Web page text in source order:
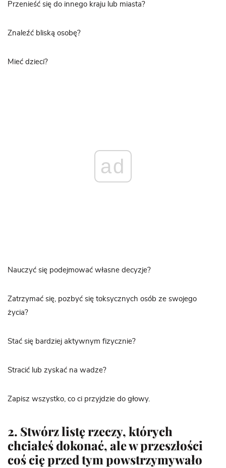
Przenieść się do innego kraju lub miasta?
Znaleźć bliską osobę?
Mieć dzieci?
ad
Nauczyć się podejmować własne decyzje?
Zatrzymać się, pozbyć się toksycznych osób ze swojego
życia?
Stać się bardziej aktywnym fizycznie?
Stracić lub zyskać na wadze?
Zapisz wszystko, co ci przyjdzie do głowy.
2. Stwórz listę rzeczy, których
chciałeś dokonać, ale w przeszłości
coś cię przed tym powstrzymywało